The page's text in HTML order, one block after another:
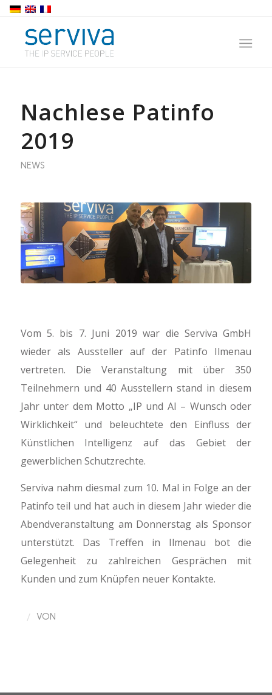
Nachlese Patinfo
2019
NEWS
Vom 5. bis 7. Juni 2019 war die Serviva GmbH
wieder als Aussteller auf der Patinfo Ilmenau
vertreten. Die Veranstaltung mit über 350
Teilnehmern und 40 Ausstellern stand in diesem
Jahr unter dem Motto „IP und AI – Wunsch oder
Wirklichkeit“ und beleuchtete den Einfluss der
Künstlichen Intelligenz auf das Gebiet der
gewerblichen Schutzrechte.
Serviva nahm diesmal zum 10. Mal in Folge an der
Patinfo teil und hat auch in diesem Jahr wieder die
Abendveranstaltung am Donnerstag als Sponsor
unterstützt. Das Treffen in Ilmenau bot die
Gelegenheit zu zahlreichen Gesprächen mit
Kunden und zum Knüpfen neuer Kontakte.
/ VON